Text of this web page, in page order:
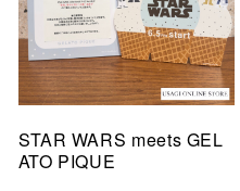
STAR WARS meets GEL
ATO PIQUE